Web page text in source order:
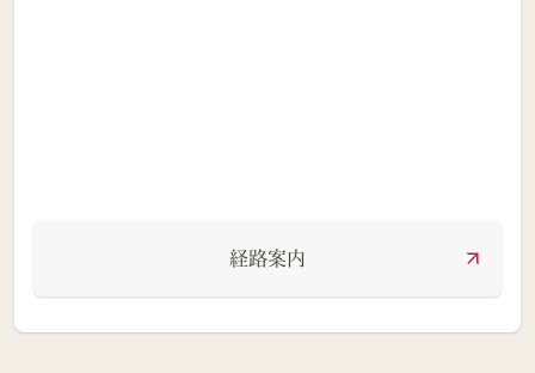
経路案内